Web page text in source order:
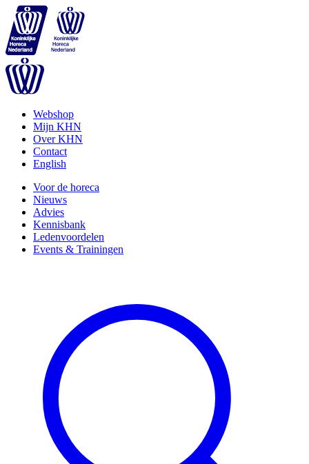
Webshop
Mijn KHN
Over KHN
Contact
English
Voor de horeca
Nieuws
Advies
Kennisbank
Ledenvoordelen
Events & Trainingen